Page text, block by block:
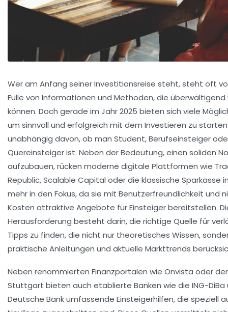
Wer am Anfang seiner Investitionsreise steht, steht oft
Fülle von Informationen und Methoden, die überwältigend
können. Doch gerade im Jahr 2025 bieten sich viele
um sinnvoll und erfolgreich mit dem Investieren zu
unabhängig davon, ob man Student, Berufseinsteiger
Quereinsteiger ist. Neben der Bedeutung, einen soliden
aufzubauen, rücken moderne digitale Plattformen wie
Republic, Scalable Capital oder die klassische Sparkasse
mehr in den Fokus, da sie mit Benutzerfreundlichkeit und
Kosten attraktive Angebote für Einsteiger bereitstellen.
Herausforderung besteht darin, die richtige Quelle für
Tipps zu finden, die nicht nur theoretisches Wissen,
praktische Anleitungen und aktuelle Markttrends
Neben renommierten Finanzportalen wie Onvista oder
Stuttgart bieten auch etablierte Banken wie die ING-DiBa
Deutsche Bank umfassende Einsteigerhilfen, die speziell